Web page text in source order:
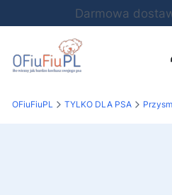
Darmowa
OFiuFiuPL TYLKO DLA PSA